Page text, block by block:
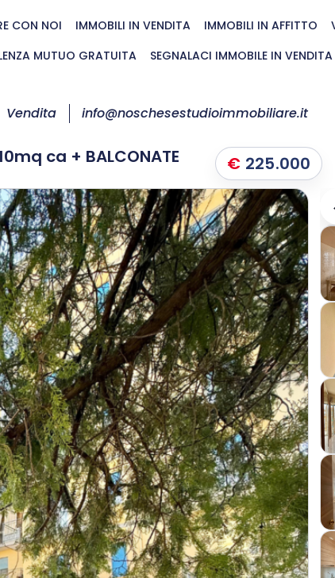
CON NOI IMMOBILI IN VENDITA IMMOBILI IN AFFITTO
MUTUO GRATUITA
SEGNALACI IMMOBILE IN VENDITA
Vendita info@noschesestudioimmobiliare.it
ca + BALCONATE € 225.000